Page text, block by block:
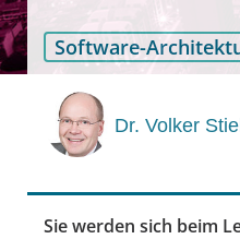
Software-
Dr. Volker
Sie werden sich beim